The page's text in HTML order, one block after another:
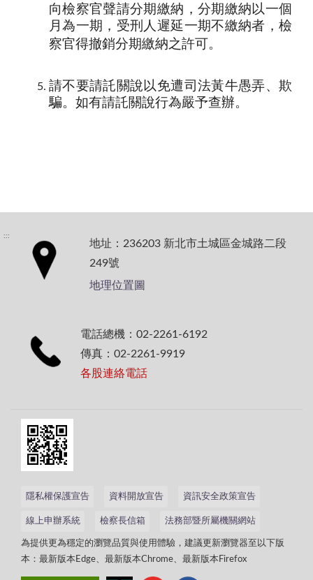
向檢察官聲請分期繳納，分期繳納以一個
月為一期，受刑人遲延一期不繳納者，檢
察官得撤銷分期繳納之許可。
請不要請託關說以免遭司法黃牛愚弄、欺
騙。如有請託關說行為嚴予查辦。
:::
地址：236203 新北市土城區金城路二段
249號
地理位置圖
電話總機：02-2261-6192
傳真：02-2261-9919
各股連絡電話
隱私權保護宣告 資料開放宣告 資訊安全政策宣告
線上申辦系統 檢察長信箱 法務部暨所屬機關網站
為提供更為穩定的瀏覽品質與使用體驗，建議更新瀏覽器至以下版
本：最新版本Edge、最新版本Chrome、最新版本Firefox